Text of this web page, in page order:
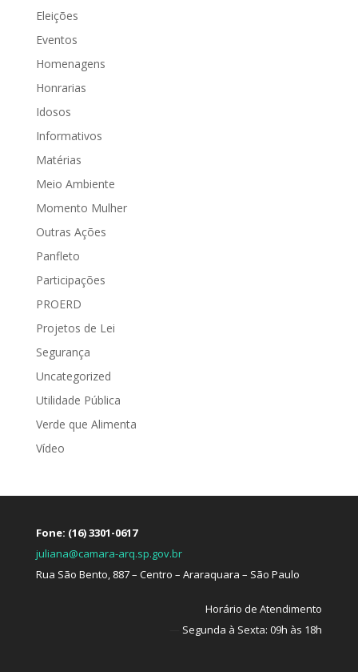
Eleições
Eventos
Homenagens
Honrarias
Idosos
Informativos
Matérias
Meio Ambiente
Momento Mulher
Outras Ações
Panfleto
Participações
PROERD
Projetos de Lei
Segurança
Uncategorized
Utilidade Pública
Verde que Alimenta
Vídeo
Fone: (16) 3301-0617
juliana@camara-arq.sp.gov.br
Rua São Bento, 887 – Centro – Araraquara – São Paulo
Horário de Atendimento
Segunda à Sexta: 09h às 18h